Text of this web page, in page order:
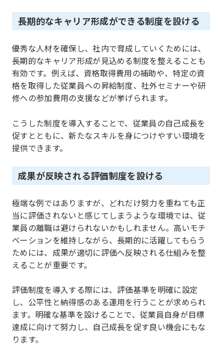
長期的なキャリア形成ができる制度を設ける
優秀な人材を確保し、社内で育成していくためには、
長期的なキャリア形成が見込める制度を整えることも
有効です。例えば、資格取得費用の補助や、特定の資
格を取得した従業員への昇給制度、社外セミナーや研
修への参加費用の支援などが挙げられます。
こうした制度を導入することで、従業員の自己成長を
促すとともに、新たなスキルを身につけやすい環境を
提供できます。
成果が反映される評価制度を設ける
極端な例ではありますが、どれだけ努力を重ねても正
当に評価されないと感じてしまうような環境では、従
業員の離職は避けられないかもしれません。高いモチ
ベーションを維持しながら、長期的に活躍してもらう
ためには、成果が適切に評価へ反映される仕組みを整
えることが重要です。
評価制度を導入する際には、評価基準を明確に設定
し、公平性と納得感のある運用を行うことが求められ
ます。明確な基準を設けることで、従業員自身が目標
達成に向けて努力し、自己成長を促す良い機会にもな
ります。